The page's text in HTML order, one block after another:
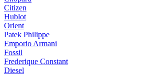
Citizen
Hublot
Orient
Patek Philippe
Emporio Armani
Fossil
Frederique Constant
Diesel